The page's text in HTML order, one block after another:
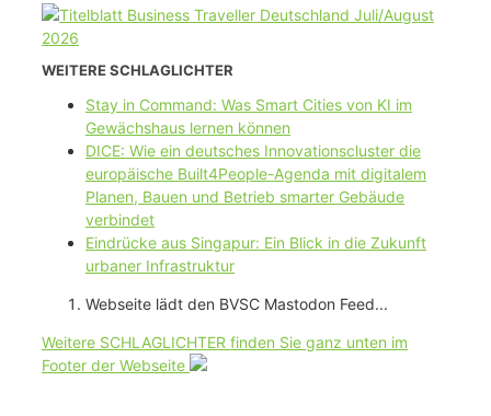
WEITERE SCHLAGLICHTER
Stay in Command: Was Smart Cities von KI im
Gewächshaus lernen können
DICE: Wie ein deutsches Innovationscluster die
europäische Built4People-Agenda mit digitalem
Planen, Bauen und Betrieb smarter Gebäude
verbindet
Eindrücke aus Singapur: Ein Blick in die Zukunft
urbaner Infrastruktur
Webseite lädt den BVSC Mastodon Feed...
Weitere SCHLAGLICHTER finden Sie ganz unten im
Footer der Webseite